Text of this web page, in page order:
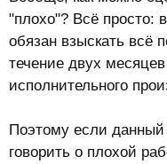
"плохо"? Всё просто:
обязан взыскать всё
течение двух
исполнительного
Поэтому если
говорить о плохой